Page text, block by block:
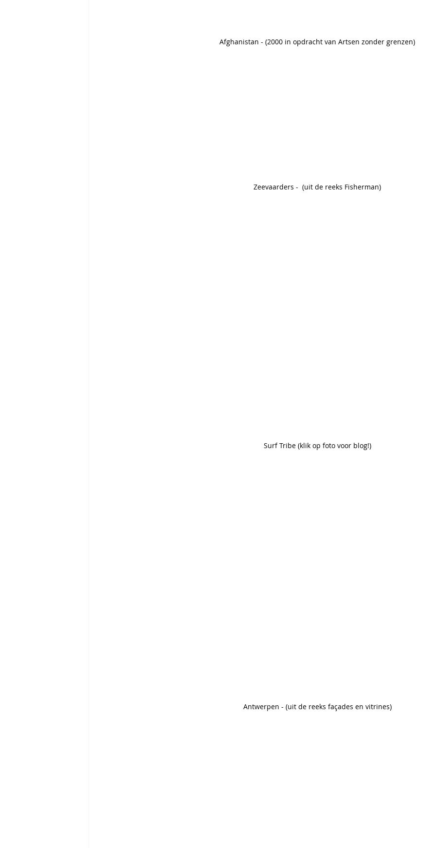
Afghanistan - (2000 in opdracht van Artsen zonder grenzen)
Zeevaarders -  (uit de reeks Fisherman)
Surf Tribe (klik op foto voor blog!)
Antwerpen - (uit de reeks façades en vitrines)